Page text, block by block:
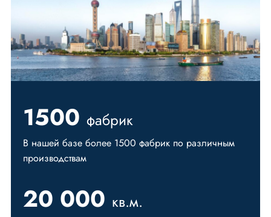
1500 фабрик
В нашей базе более 1500 фабрик по различным
производствам
20 000 кв.м.